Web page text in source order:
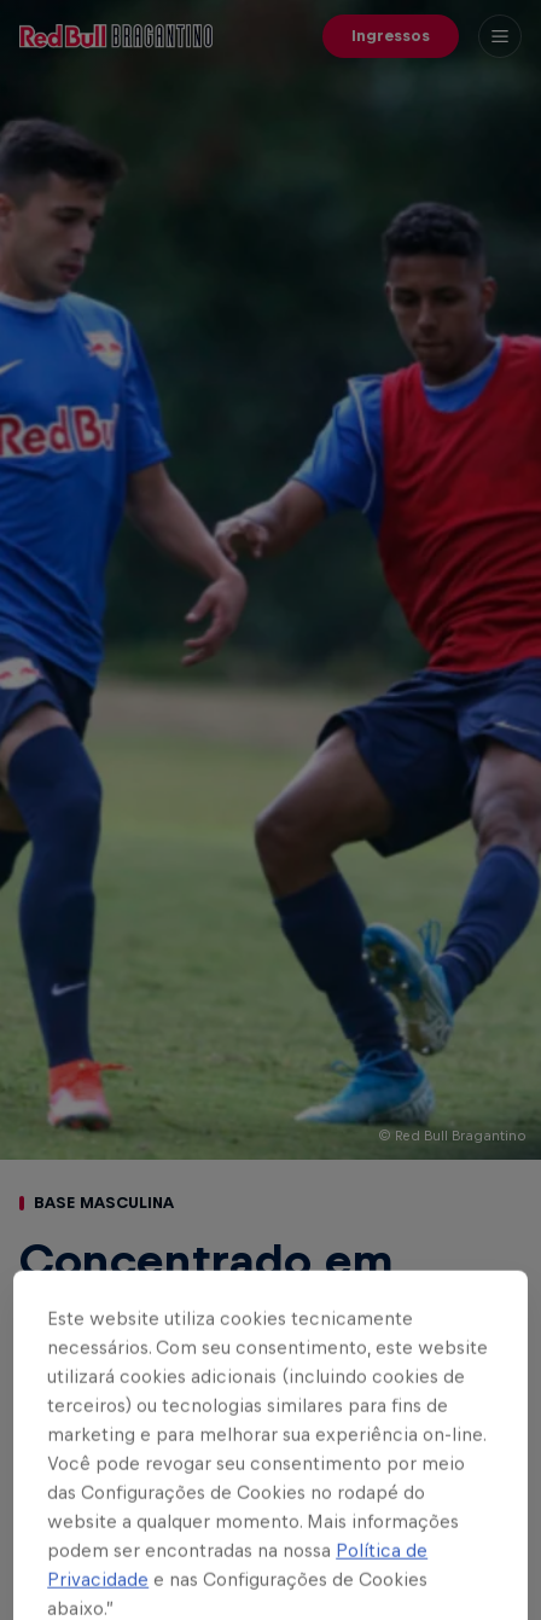
Ingressos
© Red Bull Bragantino
BASE MASCULINA
Concentrado em
Jarinu, elenco do
Braga vive clima de
ansiedade para a
Copinha
Escrito por Vinicios Oliveira
3 min de leitura
Published on15.12.2021 · 20:19 UTC
Este website utiliza cookies tecnicamente
necessários. Com seu consentimento, este website
utilizará cookies adicionais (incluindo cookies de
terceiros) ou tecnologias similares para fins de
marketing e para melhorar sua experiência on-line.
Você pode revogar seu consentimento por meio
das Configurações de Cookies no rodapé do
website a qualquer momento. Mais informações
podem ser encontradas na nossa Política de
Privacidade e nas Configurações de Cookies
abaixo.”